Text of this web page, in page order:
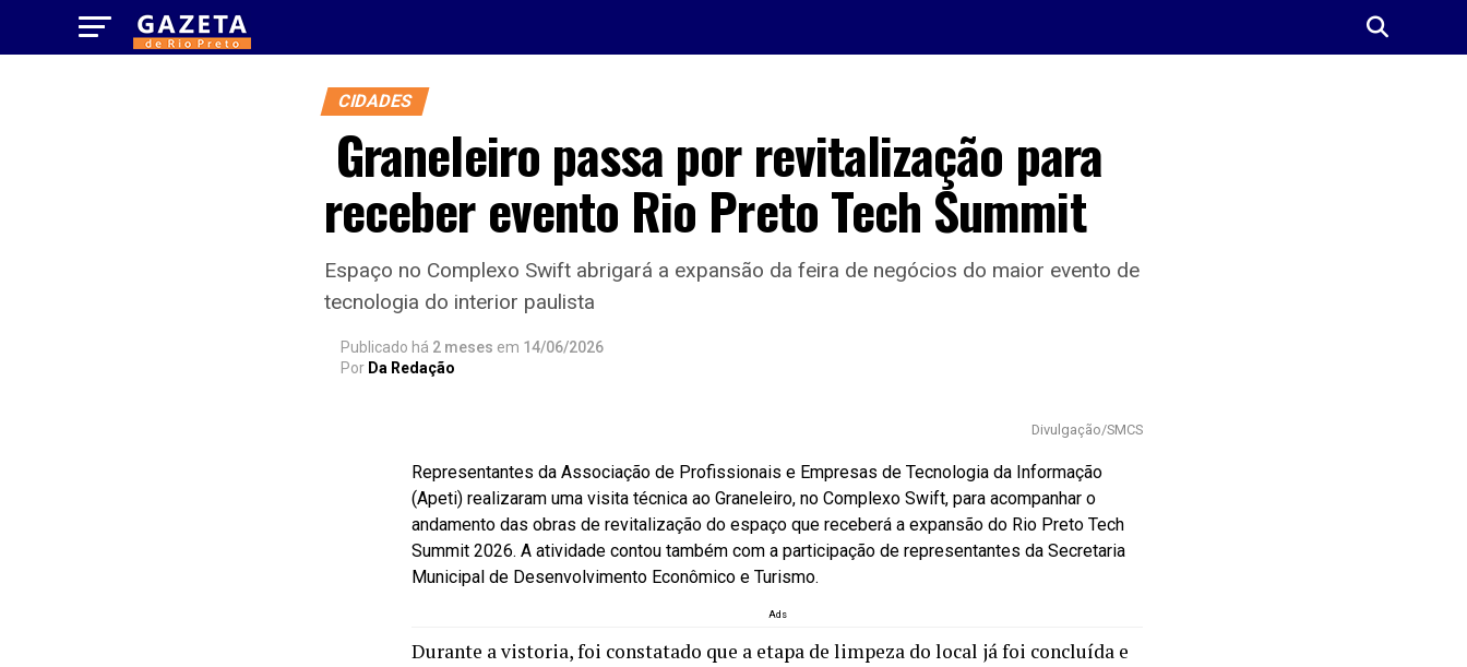
CIDADES
Graneleiro passa por revitalização para
receber evento Rio Preto Tech Summit
Espaço no Complexo Swift abrigará a expansão da feira de negócios do maior evento de
tecnologia do interior paulista
Publicado há 2 meses em 14/06/2026
Por Da Redação
Divulgação/SMCS
Representantes da Associação de Profissionais e Empresas de Tecnologia da Informação
(Apeti) realizaram uma visita técnica ao Graneleiro, no Complexo Swift, para acompanhar o
andamento das obras de revitalização do espaço que receberá a expansão do Rio Preto Tech
Summit 2026. A atividade contou também com a participação de representantes da Secretaria
Municipal de Desenvolvimento Econômico e Turismo.
Ads
Durante a vistoria, foi constatado que a etapa de limpeza do local já foi concluída e